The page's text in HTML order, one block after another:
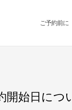
ご予約前に
始日につ